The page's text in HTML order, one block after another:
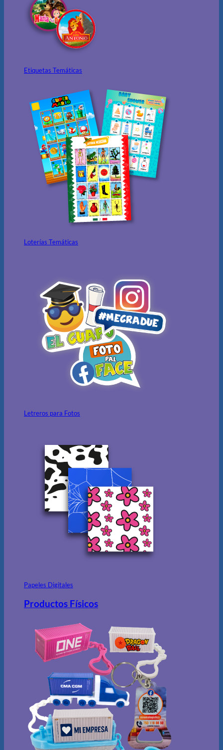
Etiquetas Temáticas
Loterías Temáticas
Letreros para Fotos
Papeles Digitales
Productos Físicos